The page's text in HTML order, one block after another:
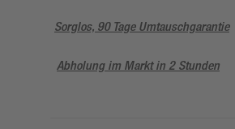
Sorglos, 90 Tage Umtauschgarantie
Abholung im Markt in 2 Stunden